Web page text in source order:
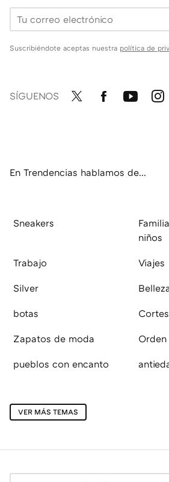
Suscribiéndote aceptas nuestra política de
SÍGUENOS
En Trendencias hablamos de...
Sneakers
niños
Trabajo Viajes
Silver
botas
Zapatos de moda Orden
pueblos con encanto
VER MÁS TEMAS